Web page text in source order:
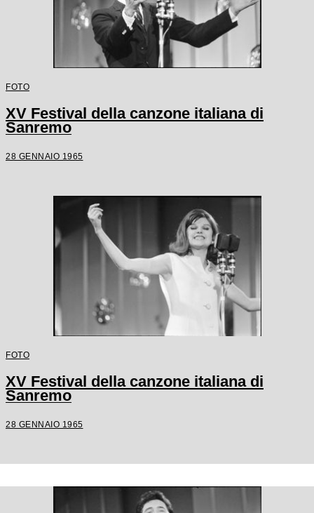
FOTO
XV Festival della canzone italiana di
Sanremo
28 GENNAIO 1965
FOTO
XV Festival della canzone italiana di
Sanremo
28 GENNAIO 1965